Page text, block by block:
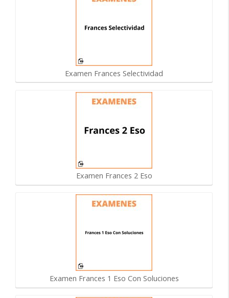
Examen Frances Selectividad
Examen Frances 2 Eso
Examen Frances 1 Eso Con Soluciones